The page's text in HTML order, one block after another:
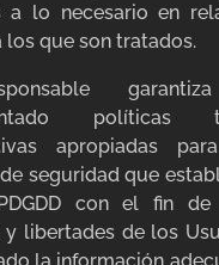
a lo necesario en
los que son tratados.
políticas
apropiadas
seguridad que
con el fin
y libertades de los